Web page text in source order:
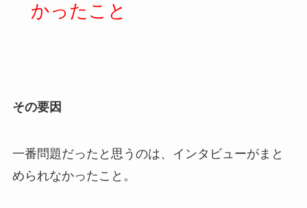
かったこと
その要因
一番問題だったと思うのは、インタビューがまと
められなかったこと。